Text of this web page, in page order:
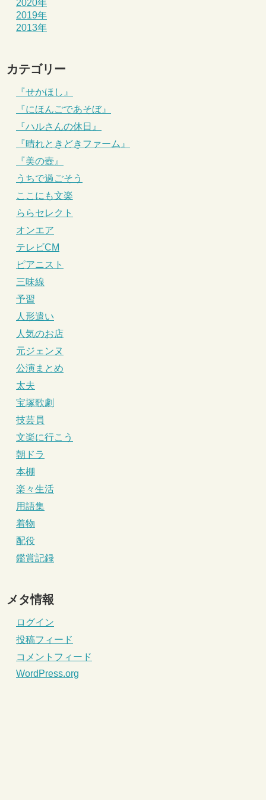
2020年
2019年
2013年
カテゴリー
『せかほし』
『にほんごであそぼ』
『ハルさんの休日』
『晴れときどきファーム』
『美の壺』
うちで過ごそう
ここにも文楽
ららセレクト
オンエア
テレビCM
ピアニスト
三味線
予習
人形遣い
人気のお店
元ジェンヌ
公演まとめ
太夫
宝塚歌劇
技芸員
文楽に行こう
朝ドラ
本棚
楽々生活
用語集
着物
配役
鑑賞記録
メタ情報
ログイン
投稿フィード
コメントフィード
WordPress.org